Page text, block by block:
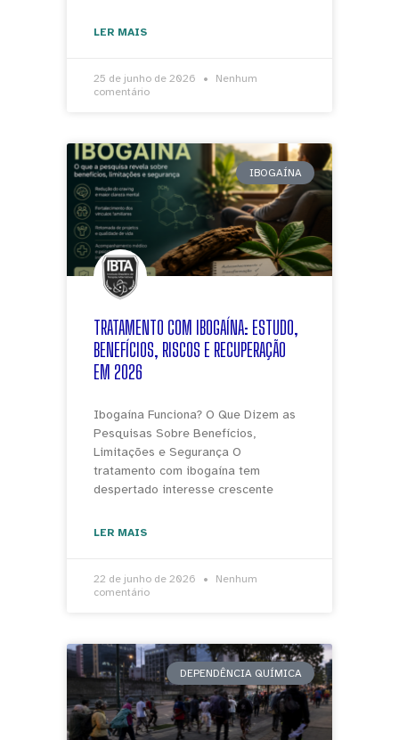
LER MAIS
25 de junho de 2026
Nenhum
comentário
IBOGAÍNA
TRATAMENTO COM IBOGAÍNA: ESTUDO,
BENEFÍCIOS, RISCOS E RECUPERAÇÃO
EM 2026
Ibogaína Funciona? O Que Dizem as
Pesquisas Sobre Benefícios,
Limitações e Segurança O
tratamento com ibogaína tem
despertado interesse crescente
LER MAIS
22 de junho de 2026
Nenhum
comentário
DEPENDÊNCIA QUÍMICA